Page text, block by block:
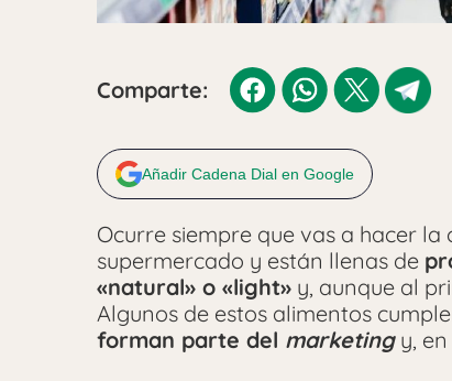
Comparte:
Añadir Cadena Dial en Google
Ocurre siempre que vas a hacer
supermercado y están llenas de
«natural» o «light» y, aunque al
Algunos de estos alimentos
forman parte del marketingy, en